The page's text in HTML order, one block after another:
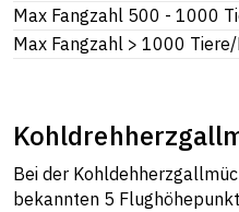
Max Fangzahl 500 - 1000
Max Fangzahl > 1000
Bei der
bekannten 5